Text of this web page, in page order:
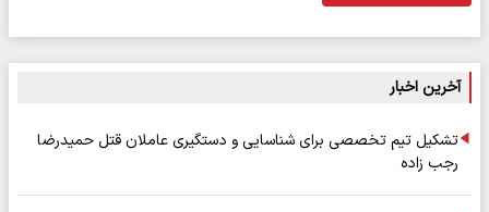
آخرین اخبار
تشکیل تیم تخصصی برای شناسایی و دستگیری عاملان قتل حمیدرضا
رجب زاده